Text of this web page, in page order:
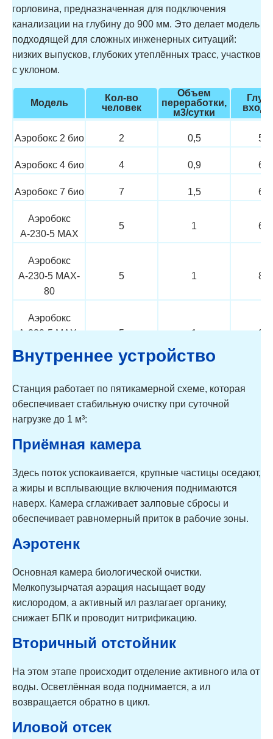
горловина, предназначенная для подключения
канализации на глубину до 900 мм. Это делает модель
подходящей для сложных инженерных ситуаций:
низких выпусков, глубоких утеплённых трасс, участков
с уклоном.
Модель
Кол-во
человек
Объем
переработки,
м3/сутки
Аэробокс 2 био 2 0,5
Аэробокс 4 био 4 0,9
Аэробокс 7 био 7 1,5
Аэробокс
А-230-5 MAX
5 1
Аэробокс
А-230-5 MAX-
80
5 1
Аэробокс
А-230-5 MAX-
5 1
А-230-5 MAX-
110
5 1
А-320-6 MAX
6
Аэробокс
А-320-6 MAX-
80
6 1,2
А-320-6 MAX-
Аэробокс
А-320-6 MAX-
110
6 1,2
Аэробокс
Аэробокс
А-410-8 MAX-
8
Внутреннее устройство
Станция работает по пятикамерной схеме, которая
обеспечивает стабильную очистку при суточной
нагрузке до 1 м³:
Приёмная камера
Здесь поток успокаивается, крупные частицы оседают,
а жиры и всплывающие включения поднимаются
наверх. Камера сглаживает залповые сбросы и
обеспечивает равномерный приток в рабочие зоны.
Аэротенк
Основная камера биологической очистки.
Мелкопузырчатая аэрация насыщает воду
кислородом, а активный ил разлагает органику,
снижает БПК и проводит нитрификацию.
Вторичный отстойник
На этом этапе происходит отделение активного ила от
воды. Осветлённая вода поднимается, а ил
возвращается обратно в цикл.
Иловой отсек